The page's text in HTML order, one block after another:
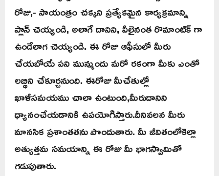
రోజు,- సాయంత్రం చక్కని ప్రత్యేకమైన కార్యక్రమాన్ని
ప్లాన్ చెయ్యండి, అలాగే దానిని, వీలైనంత రొమాంటిక్ గా
ఉండేలాగ చెయ్యండి. ఈ రోజు ఆఫీసులో మీరు
చేయబోయే పని మున్ముందు మరో రకంగా మీకు ఎంతో
లబ్ధిని చేకూర్చనుంది. ఈరోజు మీచేతుల్లో
ఖాళీసమయము చాలా ఉంటుంది,మీరుదానిని
ధ్యానంచేయడానికి ఉపయోగిస్తారు.దీనివలన మీరు
మానసిక ప్రశాంతతను పొందుతారు. మీ జీవితంలోకెల్లా
అత్యుత్తమ సమయాన్ని ఈ రోజు మీ భాగస్వామితో
గడుపుతారు.